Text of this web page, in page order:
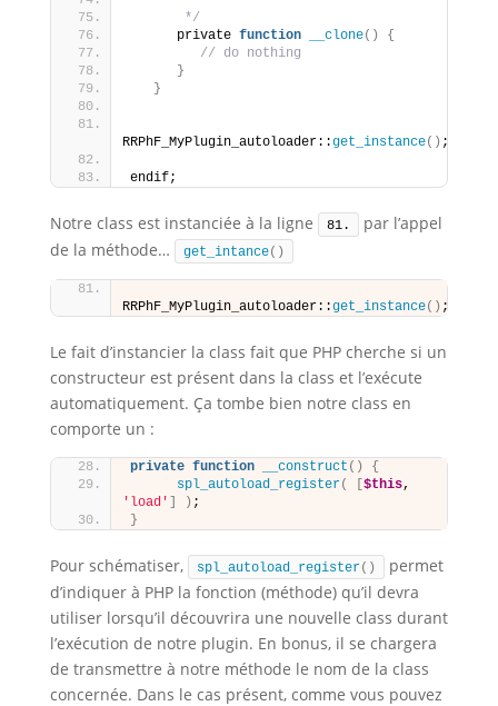
       */
      private
function __clone()
{
// do nothing
}
}
RRPhF_MyPlugin_autoloader::get_instance() ;
endif;
Notre class est instanciée à la ligne 81.
par l’appel
de la méthode…
get_intance()
RRPhF_MyPlugin_autoloader::get_instance() ;
Le fait d’instancier la class fait que PHP cherche si un
constructeur est présent dans la class et l’exécute
automatiquement. Ça tombe bien notre class en
comporte un :
private function __construct ()
{
spl_autoload_register( $this
'load'
) ;
}
Pour schématiser, spl_autoload_register()
permet
d’indiquer à PHP la fonction (méthode) qu’il devra
utiliser lorsqu’il découvrira une nouvelle class durant
l’exécution de notre plugin. En bonus, il se chargera
de transmettre à notre méthode le nom de la class
concernée. Dans le cas présent, comme vous pouvez